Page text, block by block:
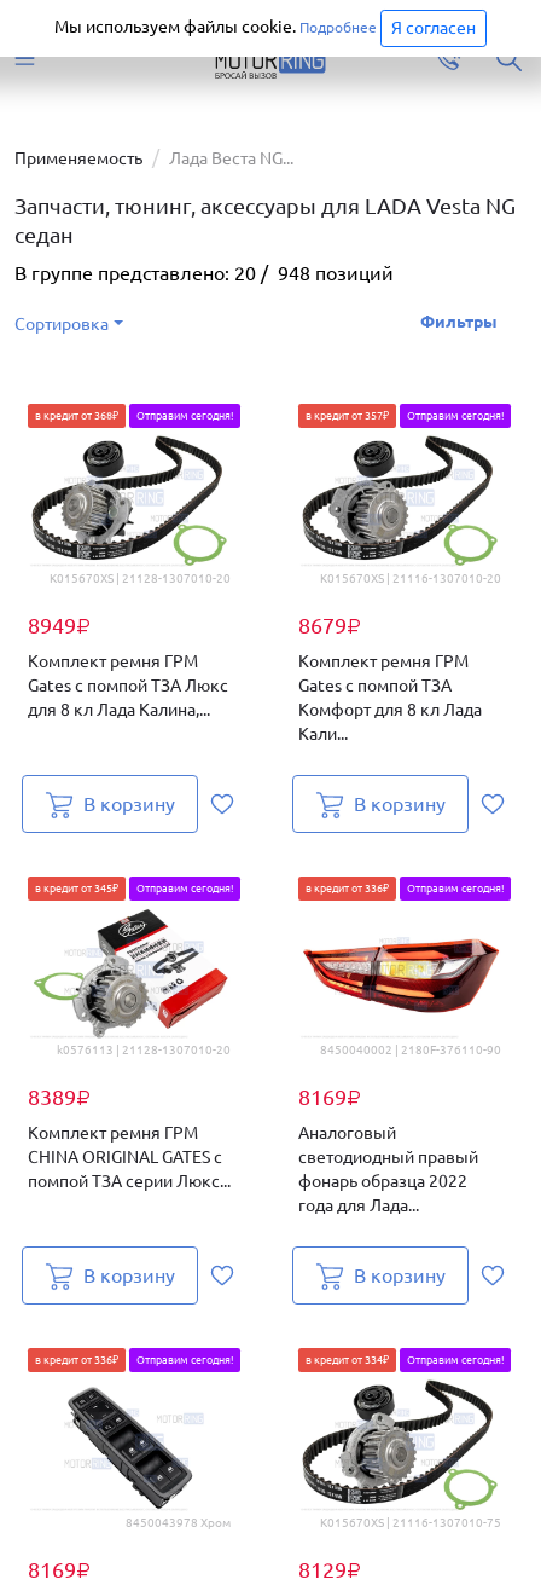
Перейти
Применяемость Лада Веста NG...
Запчасти, тюнинг, аксессуары для LADA Vesta NG
седан
В группе представлено: 20 / 948 позиций
Сортировка Фильтры
K015670XS | 21128-1307010-20
8949₽
в кредит от 368₽ Отправим сегодня!
Комплект ремня ГРМ
Gates с помпой ТЗА Люкс
для 8 кл Лада Калина,...
В корзину
K015670XS | 21116-1307010-20
8679₽
в кредит от 357₽ Отправим сегодня!
Комплект ремня ГРМ
Gates с помпой ТЗА
Комфорт для 8 кл Лада
Кали...
В корзину
k0576113 | 21128-1307010-20
8389₽
в кредит от 345₽ Отправим сегодня!
Комплект ремня ГРМ
CHINA ORIGINAL GATES с
помпой ТЗА серии Люкс...
В корзину
8450040002 | 2180F-376110-90
8169₽
в кредит от 336₽ Отправим сегодня!
Аналоговый
светодиодный правый
фонарь образца 2022
года для Лада...
В корзину
8450043978 Хром
8169₽
в кредит от 336₽ Отправим сегодня!
K015670XS | 21116-1307010-75
8129₽
в кредит от 334₽ Отправим сегодня!
Мы используем файлы cookie. Подробнее Я согласен